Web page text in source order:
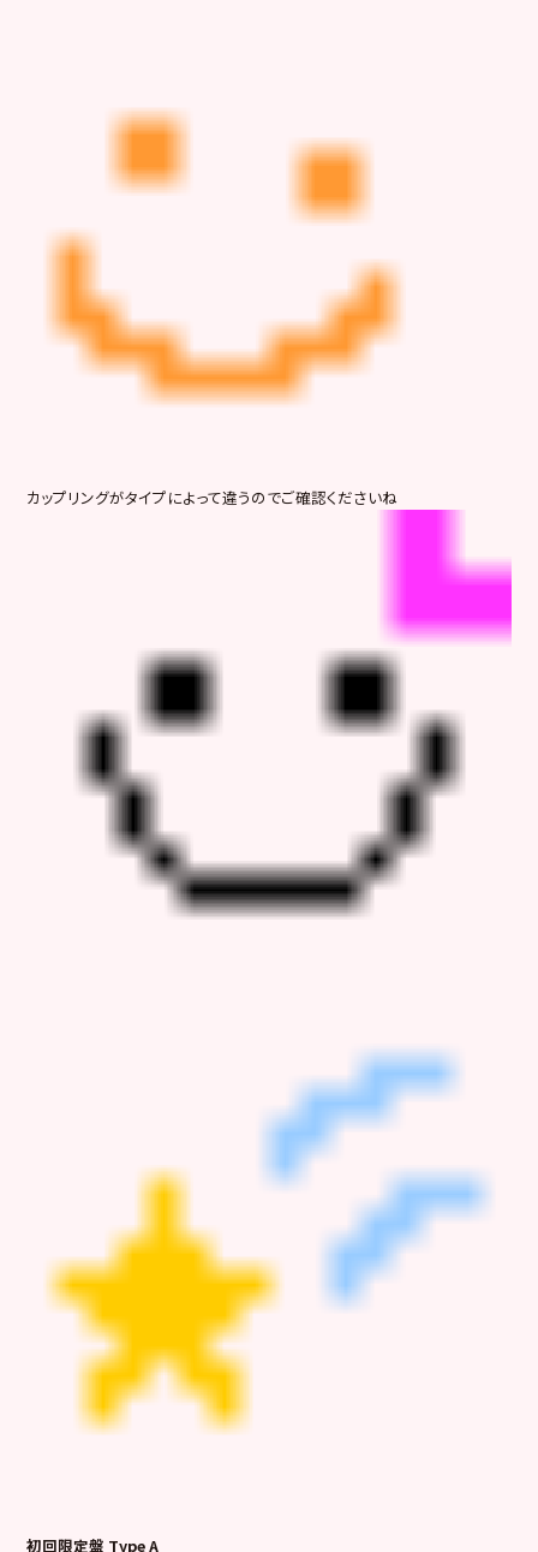
カップリングがタイプによって違うのでご確認くださいね
初回限定盤 Type A